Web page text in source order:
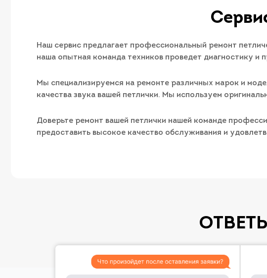
Наш сервис предлагает профессиональный ремонт
наша опытная команда техников проведет диагностику и
Мы специализируемся на ремонте различных марок и
качества звука вашей петлички. Мы используем
Доверьте ремонт вашей петлички нашей команде
предоставить высокое качество обслуживания и